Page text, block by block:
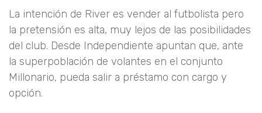
La intención de River es vender al futbolista pero
la pretensión es alta, muy lejos de las posibilidades
del club. Desde Independiente apuntan que, ante
la superpoblación de volantes en el conjunto
Millonario, pueda salir a préstamo con cargo y
opción.